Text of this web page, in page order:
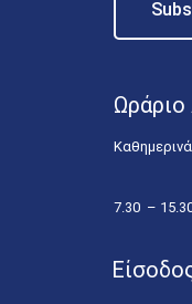
Ωράριο
7.30 –